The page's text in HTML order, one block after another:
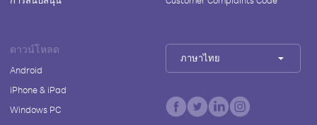
ดาวน์โหลด
Android
iPhone & iPad
Windows PC
ภาษาไทย